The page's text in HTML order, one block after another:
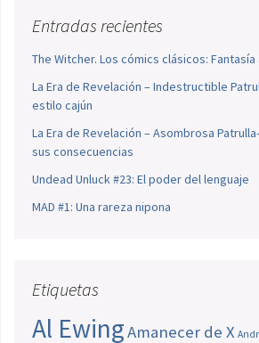
Entradas recientes
The Witcher. Los cómics clásicos: Fantasía
La Era de Revelación – Indestructible
estilo cajún
La Era de Revelación – Asombrosa
sus consecuencias
Undead Unluck #23: El poder del lenguaje
MAD #1: Una rareza nipona
Etiquetas
Al EwingAmanecer de X